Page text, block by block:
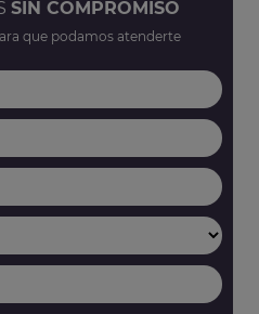
SIN COMPROMISO
que podamos atenderte